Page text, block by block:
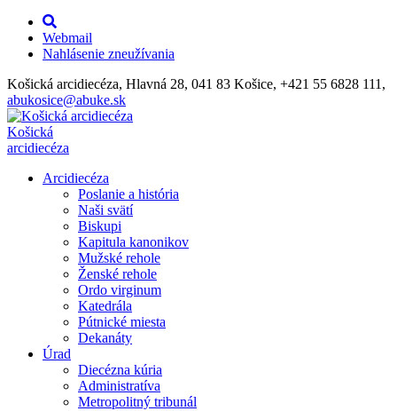
Webmail
Nahlásenie zneužívania
Košická arcidiecéza, Hlavná 28, 041 83 Košice, +421 55 6828 111,
abukosice@abuke.sk
Košická
arcidiecéza
Arcidiecéza
Poslanie a história
Naši svätí
Biskupi
Kapitula kanonikov
Mužské rehole
Ženské rehole
Ordo virginum
Katedrála
Pútnické miesta
Dekanáty
Úrad
Diecézna kúria
Administratíva
Metropolitný tribunál